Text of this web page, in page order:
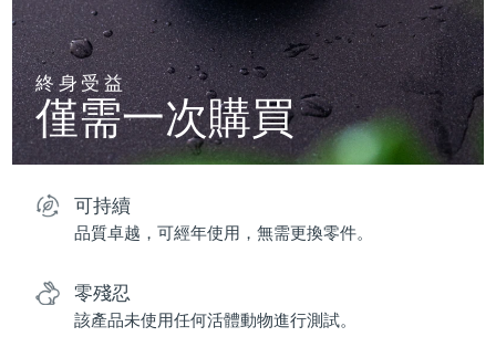
終身受益
僅需一次購買
可持續
品質卓越，可經年使用，無需更換零件。
零殘忍
該產品未使用任何活體動物進行測試。